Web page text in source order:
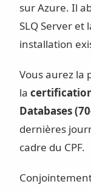
sur Azure. Il
SLQ Server et
installation
Vous aurez la
la
Databases
dernières
cadre du CPF.